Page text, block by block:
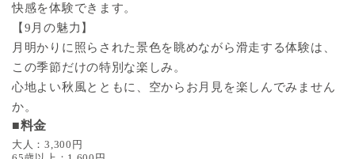
快感を体験できます。
【9月の魅力】
月明かりに照らされた景色を眺めながら滑走する体験は、
この季節だけの特別な楽しみ。
心地よい秋風とともに、空からお月見を楽しんでみません
か。
■料金
大人：3,300円